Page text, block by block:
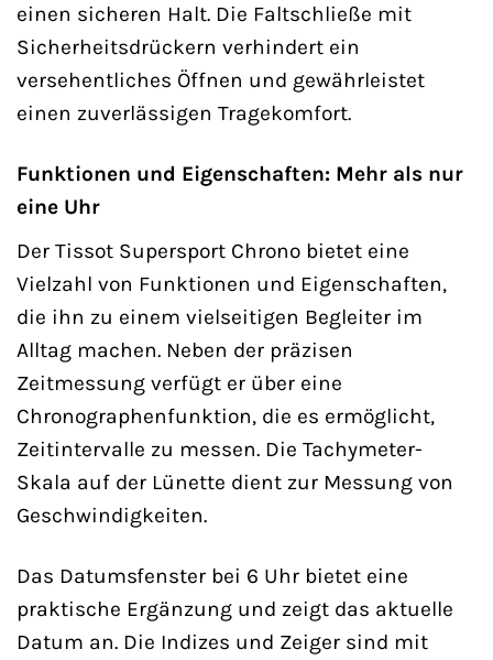
einen sicheren Halt. Die Faltschließe mit
Sicherheitsdrückern verhindert ein
versehentliches Öffnen und gewährleistet
einen zuverlässigen Tragekomfort.
Funktionen und Eigenschaften: Mehr als nur
eine Uhr
Der Tissot Supersport Chrono bietet eine
Vielzahl von Funktionen und Eigenschaften,
die ihn zu einem vielseitigen Begleiter im
Alltag machen. Neben der präzisen
Zeitmessung verfügt er über eine
Chronographenfunktion, die es ermöglicht,
Zeitintervalle zu messen. Die Tachymeter-
Skala auf der Lünette dient zur Messung von
Geschwindigkeiten.
Das Datumsfenster bei 6 Uhr bietet eine
praktische Ergänzung und zeigt das aktuelle
Datum an. Die Indizes und Zeiger sind mit